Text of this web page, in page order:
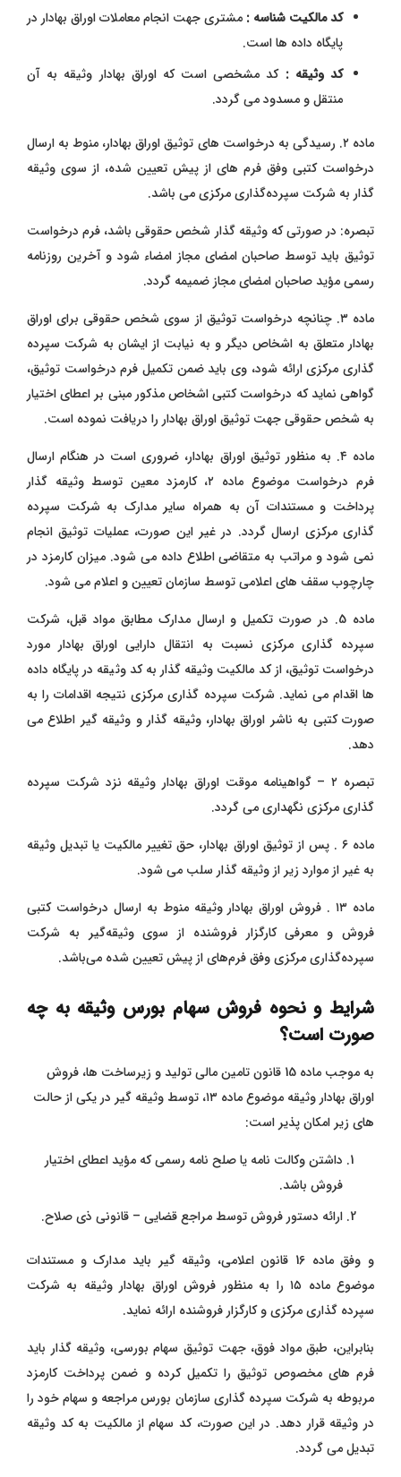
کد مالکیت شناسه : مشتری جهت انجام معاملات اوراق بهادار در
پایگاه داده‌ ها است.
کد وثیقه : کد مشخصی است که اوراق بهادار وثیقه به آن
منتقل و مسدود می ‌گردد.
ماده ۲. رسیدگی به درخواست ‌های توثیق اوراق بهادار، منوط به ارسال
درخواست کتبی وفق فرم‌ های از پیش تعیین شده، از سوی وثیقه
‌گذار به شرکت سپرده‌گذاری مرکزی می ‌باشد.
تبصره: در صورتی که وثیقه ‌گذار شخص حقوقی باشد، فرم درخواست
توثیق باید توسط صاحبان امضای مجاز امضاء شود و آخرین روزنامه
رسمی مؤید صاحبان امضای مجاز ضمیمه گردد.
ماده ۳. چنانچه درخواست توثیق از سوی شخص حقوقی برای اوراق
بهادار متعلق به اشخاص دیگر و به نیابت از ایشان به شرکت سپرده‌
گذاری مرکزی ارائه شود، وی باید ضمن تکمیل فرم درخواست توثیق،
گواهی نماید که درخواست کتبی اشخاص مذکور مبنی بر اعطای اختیار
به شخص حقوقی جهت توثیق اوراق بهادار را دریافت نموده است.
ماده ۴. به منظور توثیق اوراق بهادار، ضروری است در هنگام ارسال
فرم درخواست موضوع ماده ۲، کارمزد معین توسط وثیقه‌ گذار
پرداخت و مستندات آن به همراه سایر مدارک به شرکت سپرده
‌گذاری مرکزی ارسال گردد. در غیر این صورت، عملیات توثیق انجام
نمی ‌شود و مراتب به متقاضی اطلاع داده می ‌شود. میزان کارمزد در
چارچوب سقف‌ های اعلامی توسط سازمان تعیین و اعلام می ‌شود.
ماده 5. در صورت تکمیل و ارسال مدارک مطابق مواد قبل، شرکت
سپرده‌ گذاری مرکزی نسبت به انتقال دارایی اوراق بهادار مورد
درخواست توثیق، از کد مالکیت وثیقه ‌گذار به کد وثیقه در پایگاه داده‌
ها اقدام می‌ نماید. شرکت سپرده‌ گذاری مرکزی نتیجه اقدامات را به
صورت کتبی به ناشر اوراق بهادار، وثیقه‌ گذار و وثیقه ‌گیر اطلاع می‌
دهد.
تبصره ۲ – گواهینامه موقت اوراق بهادار وثیقه نزد شرکت سپرده‌
گذاری مرکزی نگهداری می ‌گردد.
ماده ۶ . پس از توثیق اوراق بهادار، حق تغییر مالکیت یا تبدیل وثیقه
به غیر از موارد زیر از وثیقه ‌گذار سلب می ‌شود.
ماده ۱۳ . فروش اوراق بهادار وثیقه منوط به ارسال درخواست کتبی
فروش و معرفی کارگزار فروشنده از سوی وثیقه‌گیر به شرکت
سپرده‌گذاری مرکزی وفق فرم‌های از پیش تعیین شده می‌باشد.
شرایط و نحوه فروش سهام بورس وثیقه به چه
صورت است؟
به موجب ماده 15 قانون تامین مالی تولید و زیرساخت ها، فروش
اوراق بهادار وثیقه موضوع ماده ۱۳، توسط وثیقه ‌گیر در یکی از حالت
‌های زیر امکان ‌پذیر است:
داشتن وکالت ‌نامه یا صلح‌ نامه رسمی که مؤید اعطای اختیار
فروش باشد.
ارائه دستور فروش توسط مراجع قضایی – قانونی ذی‌ صلاح.
و وفق ماده 16 قانون اعلامی، وثیقه‌ گیر باید مدارک و مستندات
موضوع ماده ۱۵ را به منظور فروش اوراق بهادار وثیقه به شرکت
سپرده‌ گذاری مرکزی و کارگزار فروشنده ارائه نماید.
بنابراین، طبق مواد فوق، جهت توثیق سهام بورسی، وثیقه‌ گذار باید
فرم‌ های مخصوص توثیق را تکمیل کرده و ضمن پرداخت کارمزد
مربوطه به شرکت سپرده‌ گذاری سازمان بورس مراجعه و سهام خود را
در وثیقه قرار دهد. در این صورت، کد سهام از مالکیت به کد وثیقه
تبدیل می‌ گردد.